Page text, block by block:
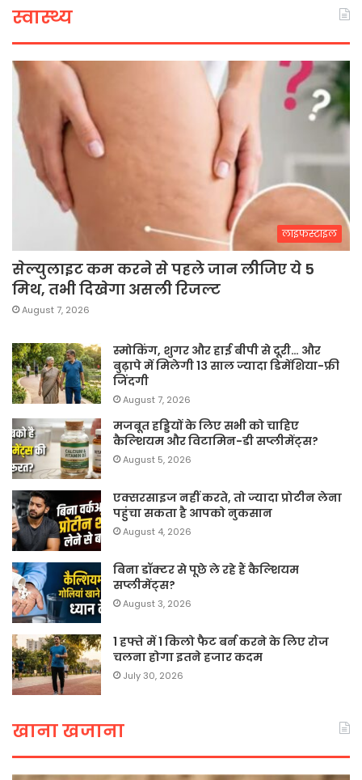
स्वास्थ्य
लाइफस्टाइल
सेल्युलाइट कम करने से पहले जान लीजिए ये 5
मिथ, तभी दिखेगा असली रिजल्ट
August 7, 2026
स्मोकिंग, शुगर और हाई बीपी से दूरी… और
बुढ़ापे में मिलेगी 13 साल ज्यादा डिमेंशिया-फ्री
जिंदगी
August 7, 2026
मजबूत हड्डियों के लिए सभी को चाहिए
कैल्शियम और विटामिन-डी सप्लीमेंट्स?
August 5, 2026
एक्सरसाइज नहीं करते, तो ज्यादा प्रोटीन लेना
पहुंचा सकता है आपको नुकसान
August 4, 2026
बिना डॉक्टर से पूछे ले रहे हैं कैल्शियम
सप्लीमेंट्स?
August 3, 2026
1 हफ्ते में 1 किलो फैट बर्न करने के लिए रोज
चलना होगा इतने हजार कदम
July 30, 2026
खाना खजाना